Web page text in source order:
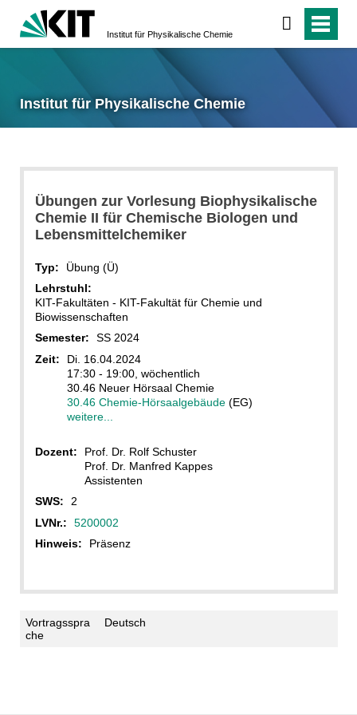
Institut für Physikalische Chemie
Institut für Physikalische Chemie
Übungen zur Vorlesung Biophysikalische
Chemie II für Chemische Biologen und
Lebensmittelchemiker
Typ:
Übung (Ü)
Lehrstuhl:
KIT-Fakultäten - KIT-Fakultät für Chemie und
Biowissenschaften
Semester:
SS 2024
Zeit:
Di. 16.04.2024
17:30 - 19:00, wöchentlich
30.46 Neuer Hörsaal Chemie
30.46 Chemie-Hörsaalgebäude(EG)
weitere...
Dozent:
Prof. Dr. Rolf Schuster
Prof. Dr. Manfred Kappes
Assistenten
SWS:
2
LVNr.:
5200002
Hinweis:
Präsenz
Vortragsspra
che
Deutsch